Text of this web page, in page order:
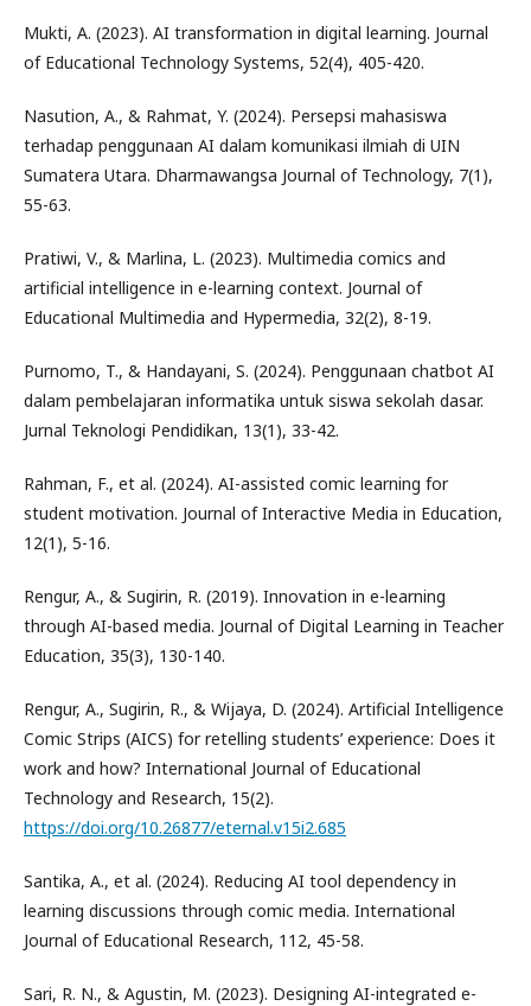
Mukti, A. (2023). AI transformation in digital learning. Journal
of Educational Technology Systems, 52(4), 405-420.
Nasution, A., & Rahmat, Y. (2024). Persepsi mahasiswa
terhadap penggunaan AI dalam komunikasi ilmiah di UIN
Sumatera Utara. Dharmawangsa Journal of Technology, 7(1),
55-63.
Pratiwi, V., & Marlina, L. (2023). Multimedia comics and
artificial intelligence in e-learning context. Journal of
Educational Multimedia and Hypermedia, 32(2), 8-19.
Purnomo, T., & Handayani, S. (2024). Penggunaan chatbot AI
dalam pembelajaran informatika untuk siswa sekolah dasar.
Jurnal Teknologi Pendidikan, 13(1), 33-42.
Rahman, F., et al. (2024). AI-assisted comic learning for
student motivation. Journal of Interactive Media in Education,
12(1), 5-16.
Rengur, A., & Sugirin, R. (2019). Innovation in e-learning
through AI-based media. Journal of Digital Learning in Teacher
Education, 35(3), 130-140.
Rengur, A., Sugirin, R., & Wijaya, D. (2024). Artificial Intelligence
Comic Strips (AICS) for retelling students’ experience: Does it
work and how? International Journal of Educational
Technology and Research, 15(2).
https://doi.org/10.26877/eternal.v15i2.685
Santika, A., et al. (2024). Reducing AI tool dependency in
learning discussions through comic media. International
Journal of Educational Research, 112, 45-58.
Sari, R. N., & Agustin, M. (2023). Designing AI-integrated e-